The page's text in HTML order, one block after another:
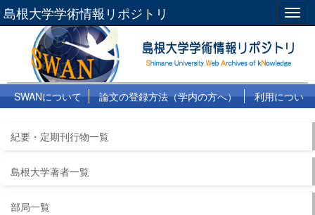
島根大学学術情報リポジトリ
SWANについて 論文の登録方法（学内の方へ）
利用につい
紀要・定期刊行物一覧
島根大学著者一覧
部局一覧